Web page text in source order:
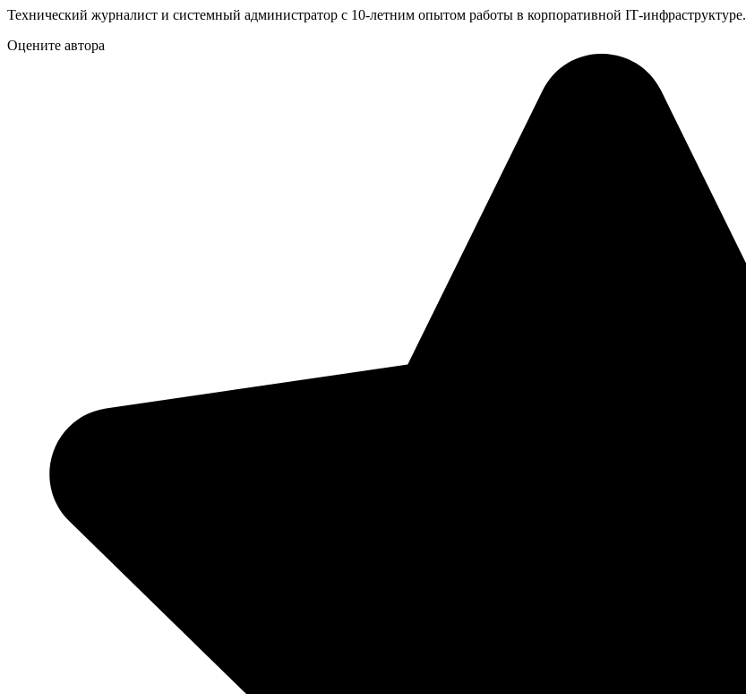
Технический журналист и системный администратор с 10‑летним опытом работы в корпоративной IT‑инфраструктуре.
Оцените автора